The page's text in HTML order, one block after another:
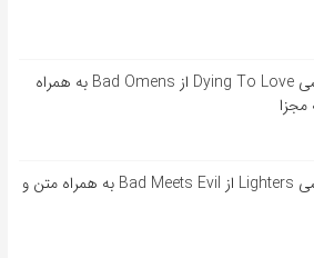
آهنگ انگلیسی Dying To Love از Bad Omens به همراه
آهنگ انگلیسی Lighters از Bad Meets Evil به همراه متن و